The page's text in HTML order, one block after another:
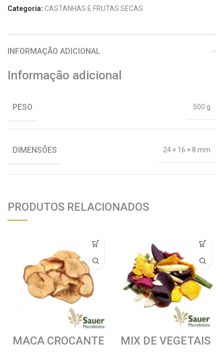
Categoria: CASTANHAS E FRUTAS SECAS
INFORMAÇÃO ADICIONAL
Informação adicional
PESO 500 g
DIMENSÕES 24 × 16 × 8 mm
PRODUTOS RELACIONADOS
MACA CROCANTE MIX DE VEGETAIS